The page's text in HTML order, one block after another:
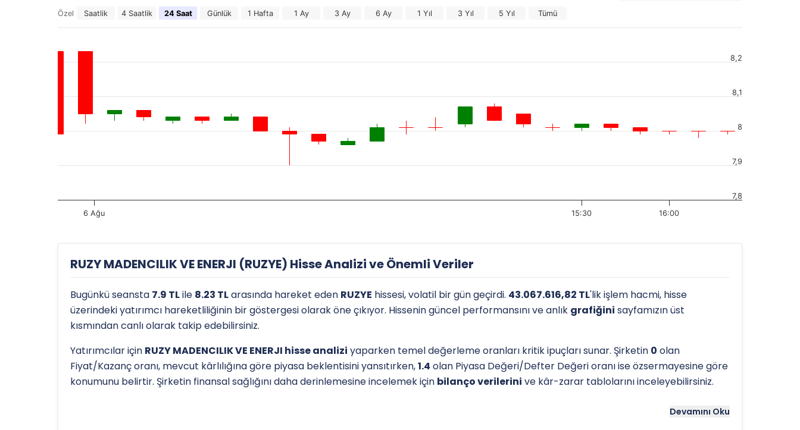
Özel Saatlik 4 Saatlik 24 Saat Günlük 1 Hafta 1 Ay 3 Ay 6 Ay 1 Yıl 3 Yıl 5 Yıl Tümü
6 Ağu 15:30 16:00
7,8
7,9
8
8,1
8,2
RUZY MADENCILIK VE ENERJI (RUZYE) Hisse Analizi ve Önemli Veriler
Bugünkü seansta 7.9 TLile 8.23 TLarasında hareket eden RUZYE hissesi, volatil bir gün geçirdi. 43.067.616,82 TL'lik işlem hacmi, hisse
üzerindeki yatırımcı hareketliliğinin bir göstergesi olarak öne çıkıyor. Hissenin güncel performansını ve anlık grafiğini sayfamızın üst
kısmından canlı olarak takip edebilirsiniz.
Yatırımcılar için RUZY MADENCILIK VE ENERJI hisse analizi yaparken temel değerleme oranları kritik ipuçları sunar. Şirketin 0 olan
Fiyat/Kazanç oranı, mevcut kârlılığına göre piyasa beklentisini yansıtırken,1.4 olan Piyasa Değeri/Defter Değeri oranı ise özsermayesine göre
konumunu belirtir. Şirketin finansal sağlığını daha derinlemesine incelemek için bilanço verilerini ve kâr-zarar tablolarını inceleyebilirsiniz.
göstergeleri önemli bir araçtır. Hissenin16.95
Devamını Oku